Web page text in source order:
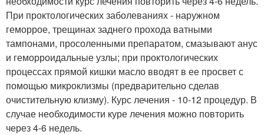
При проктологических заболеваниях - наружном
геморрое, трещинах заднего прохода ватными
тампонами, просоленными препаратом, смазывают анус
и геморроидальные узлы; при проктологических
процессах прямой кишки масло вводят в ее просвет с
помощью микроклизмы (предварительно сделав
очистительную клизму). Курс лечения - 10-12 процедур. В
случае необходимости куре лечения можно повторить
через 4-6 недель.